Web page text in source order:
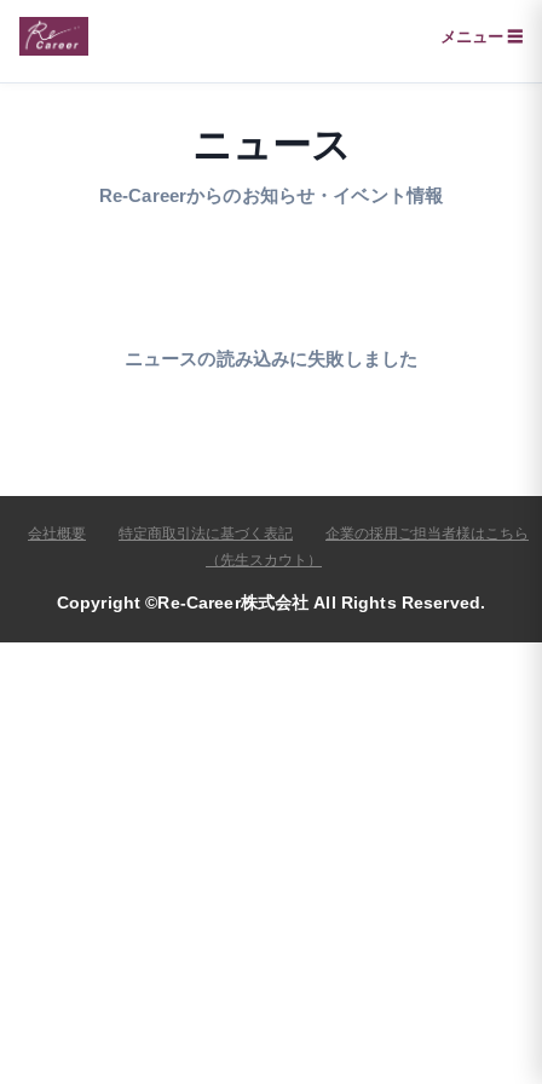
メニュー ☰
ニュース
Re-Careerからのお知らせ・イベント情報
ニュースの読み込みに失敗しました
会社概要 特定商取引法に基づく表記
企業の採用ご担当者様はこちら
（先生スカウト）
Copyright ©Re-Career株式会社 All Rights Reserved.